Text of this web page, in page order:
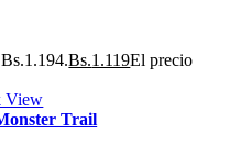
Bs.1.119El precio
View
Trail